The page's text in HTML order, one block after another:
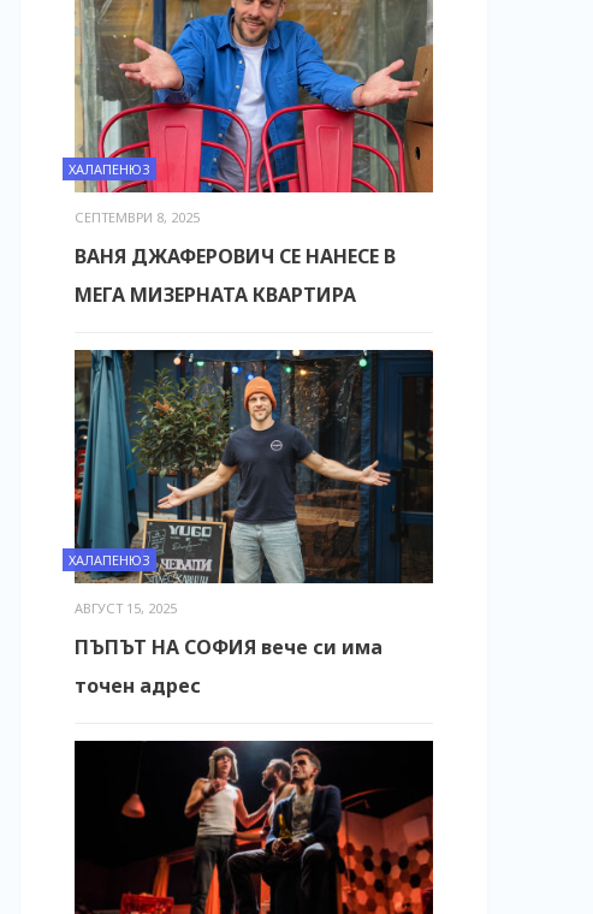
ХАЛАПЕНЮЗ
СЕПТЕМВРИ 8, 2025
ВАНЯ ДЖАФЕРОВИЧ СЕ НАНЕСЕ В
МЕГА МИЗЕРНАТА КВАРТИРА
ХАЛАПЕНЮЗ
АВГУСТ 15, 2025
ПЪПЪТ НА СОФИЯ вече си има
точен адрес